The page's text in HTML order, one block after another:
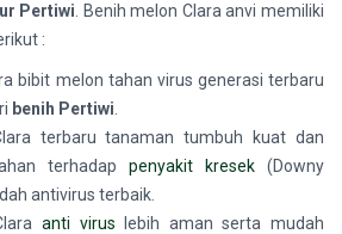
Pertiwi . Benih melon Clara anvi memiliki
:
bibit melon tahan virus generasi terbaru
benih Pertiwi
terbaru tanaman tumbuh kuat dan
terhadap penyakit kresek (Downy
antivirus terbaik.
anti virus lebih aman serta mudah